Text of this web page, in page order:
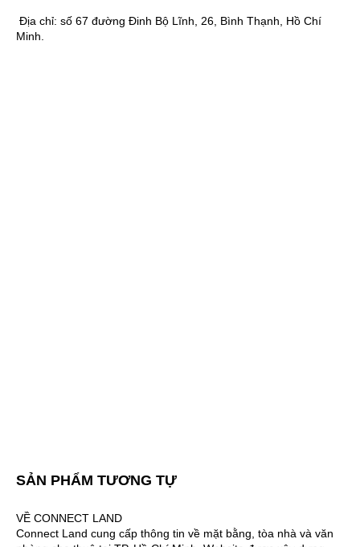
Địa chỉ: số 67 đường Đinh Bộ Lĩnh, 26, Bình Thạnh, Hồ Chí
Minh.
SẢN PHẨM TƯƠNG TỰ
VỀ CONNECT LAND
Connect Land cung cấp thông tin về mặt bằng, tòa nhà và văn